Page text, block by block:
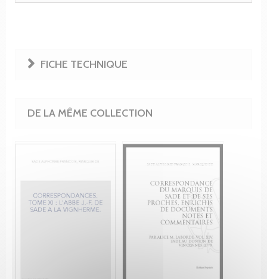
FICHE TECHNIQUE
DE LA MÊME COLLECTION